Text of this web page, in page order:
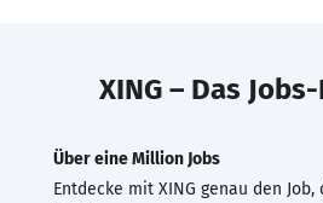
XING – Das
Über eine Million Jobs
Entdecke mit XING genau den